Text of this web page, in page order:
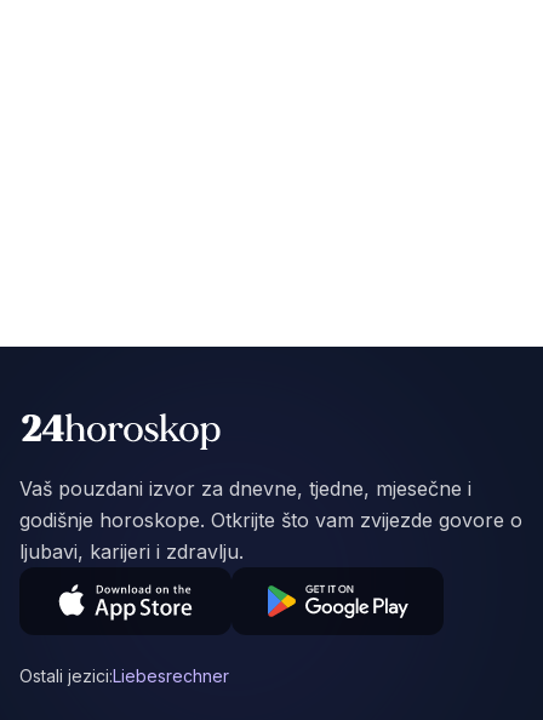
Vaš pouzdani izvor za dnevne, tjedne, mjesečne i
godišnje horoskope. Otkrijte što vam zvijezde govore o
ljubavi, karijeri i zdravlju.
Ostali jezici:Liebesrechner